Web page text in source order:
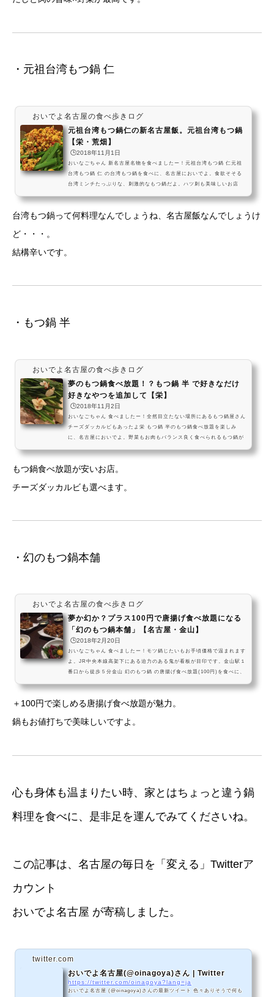
・元祖台湾もつ鍋 仁
おいでよ名古屋の食べ歩きログ
元祖台湾もつ鍋仁の新名古屋飯。元祖台湾もつ鍋
【栄・荒畑】
🕒️2018年11月1日
おいなごちゃん 新名古屋名物を食べましたー！元祖台湾もつ鍋 仁元祖
台湾もつ鍋 仁 の台湾もつ鍋を食べに、名古屋においでよ。食欲そそる
台湾ミンチたっぷりな、刺激的なもつ鍋だよ。ハツ刺も美味しいお店
事はこちら 元祖台湾もつ鍋 仁は、名古屋市営地下鉄鶴舞線の荒畑駅
台湾もつ鍋って何料理なんでしょうね、名古屋飯なんでしょうけ
ど・・・。
結構辛いです。
・もつ鍋 半
おいでよ名古屋の食べ歩きログ
夢のもつ鍋食べ放題！？もつ鍋 半 で好きなだけ
好きなやつを追加して【栄】
🕒️2018年11月2日
おいなごちゃん 食べましたー！全然目立たない場所にあるもつ鍋屋さん
チーズダッカルビもあったよ栄 もつ鍋 半のもつ鍋食べ放題を楽しみ
に、名古屋においでよ。野菜もお肉もバランス良く食べられるもつ鍋が
にできるから、好きな方でお腹いっぱいになっていってねー！ #飯テロ
pic.twitter.com/xBxpWzyQWf— おいでよ名古屋 (@oinagoya) 2018年
屋市中区栄３丁目７−１０２ 営業時間17時0...
もつ鍋食べ放題が安いお店。
チーズダッカルビも選べます。
・幻のもつ鍋本舗
おいでよ名古屋の食べ歩きログ
夢か幻か？プラス100円で唐揚げ食べ放題になる
「幻のもつ鍋本舗」【名古屋・金山】
🕒️2018年2月20日
おいなごちゃん 食べましたー！モツ鍋じたいもお手頃価格で温まれます
よ。JR中央本線高架下にある迫力のある鬼が看板が目印です。金山駅１
番口から徒歩５分金山 幻のもつ鍋 の唐揚げ食べ放題(100円)を食べに、
agoya) 2017年1月6日 営業時間17:00～24:00 (L.O.23:30) 定休日不定
＋100円で楽しめる唐揚げ食べ放題が魅力。
鍋もお値打ちで美味しいですよ。
心も身体も温まりたい時、家とはちょっと違う鍋
料理を食べに、是非足を運んでみてくださいね。
この記事は、名古屋の毎日を「変える」Twitterア
カウント
おいでよ名古屋 が寄稿しました。
twitter.com
おいでよ名古屋(@oinagoya)さん | Twitter
https://twitter.com/oinagoya?lang=ja
おいでよ名古屋 (@oinagoya)さんの最新ツイート 色々ありそうで何も